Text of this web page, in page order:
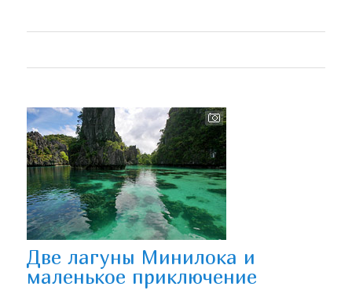
Две лагуны Минилока и
маленькое приключение